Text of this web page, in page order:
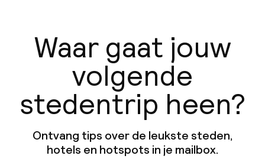
Waar gaat jouw
volgende
stedentrip heen?
Ontvang tips over de leukste steden,
hotels en hotspots in je mailbox.